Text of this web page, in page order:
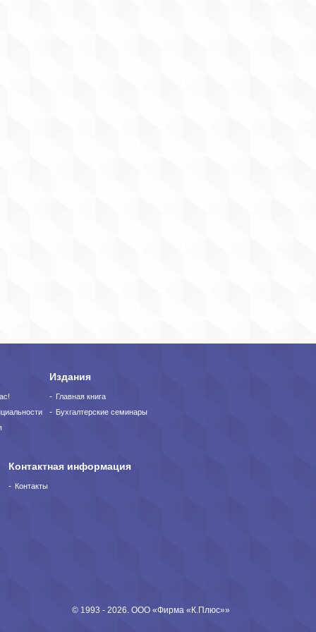
Издания
Главная книга
Бухгалтерские семинары
Контактная информация
Контакты
© 1993 - 2026. ООО «Фирма «К.Плюс»»